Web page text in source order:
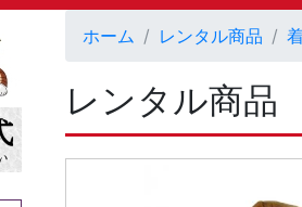
ホーム レンタル商品
レンタル商品